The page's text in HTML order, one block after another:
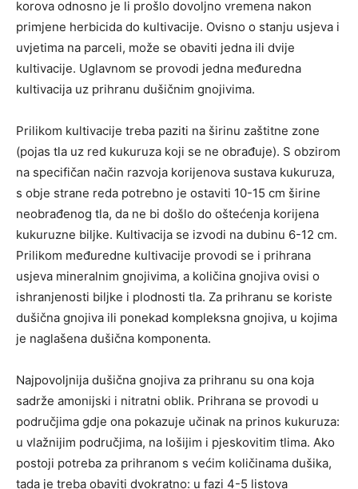
korova odnosno je li prošlo dovoljno vremena nakon
primjene herbicida do kultivacije. Ovisno o stanju usjeva i
uvjetima na parceli, može se obaviti jedna ili dvije
kultivacije. Uglavnom se provodi jedna međuredna
kultivacija uz prihranu dušičnim gnojivima.
Prilikom kultivacije treba paziti na širinu zaštitne zone
(pojas tla uz red kukuruza koji se ne obrađuje). S obzirom
na specifičan način razvoja korijenova sustava kukuruza,
s obje strane reda potrebno je ostaviti 10-15 cm širine
neobrađenog tla, da ne bi došlo do oštećenja korijena
kukuruzne biljke. Kultivacija se izvodi na dubinu 6-12 cm.
Prilikom međuredne kultivacije provodi se i prihrana
usjeva mineralnim gnojivima, a količina gnojiva ovisi o
ishranjenosti biljke i plodnosti tla. Za prihranu se koriste
dušična gnojiva ili ponekad kompleksna gnojiva, u kojima
je naglašena dušična komponenta.
Najpovoljnija dušična gnojiva za prihranu su ona koja
sadrže amonijski i nitratni oblik. Prihrana se provodi u
područjima gdje ona pokazuje učinak na prinos kukuruza:
u vlažnijim područjima, na lošijim i pjeskovitim tlima. Ako
postoji potreba za prihranom s većim količinama dušika,
tada je treba obaviti dvokratno: u fazi 4-5 listova